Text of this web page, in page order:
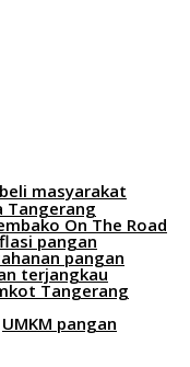
masyarakat
Tangerang
On The Road
pangan
pangan
terjangkau
Tangerang
UMKM pangan